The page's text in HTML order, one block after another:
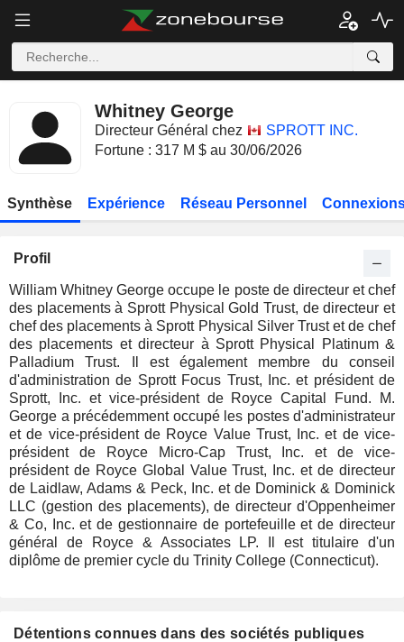
Whitney George
Directeur Général chez
SPROTT INC.
Fortune : 317 M $ au 30/06/2026
Synthèse Expérience Réseau Personnel
Profil
William Whitney George occupe le poste de directeur et chef
des placements à Sprott Physical Gold Trust, de directeur et
chef des placements à Sprott Physical Silver Trust et de chef
des placements et directeur à Sprott Physical Platinum &
Palladium Trust. Il est également membre du conseil
d'administration de Sprott Focus Trust, Inc. et président de
Sprott, Inc. et vice-président de Royce Capital Fund. M.
George a précédemment occupé les postes d'administrateur
et de vice-président de Royce Value Trust, Inc. et de vice-
président de Royce Micro-Cap Trust, Inc. et de vice-
président de Royce Global Value Trust, Inc. et de directeur
de Laidlaw, Adams & Peck, Inc. et de Dominick & Dominick
LLC (gestion des placements), de directeur d'Oppenheimer
& Co, Inc. et de gestionnaire de portefeuille et de directeur
général de Royce & Associates LP. Il est titulaire d'un
diplôme de premier cycle du Trinity College (Connecticut).
Détentions connues dans des sociétés publiques